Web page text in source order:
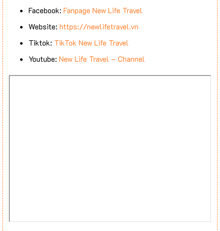
Facebook: Fanpage New Life Travel
Website: https://newlifetravel.vn
Tiktok: TikTok New Life Travel
Youtube: New Life Travel – Channel